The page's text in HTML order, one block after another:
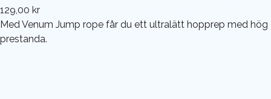
129,00 kr
Med Venum Jump rope får du ett ultralätt hopprep med hög
prestanda.